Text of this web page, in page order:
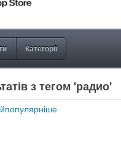
Категорії
з тегом 'радио'